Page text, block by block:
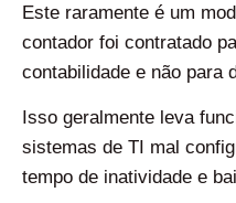
Este raramente é um
contador foi contratado
contabilidade e não para
Isso geralmente leva
sistemas de TI mal
tempo de inatividade e